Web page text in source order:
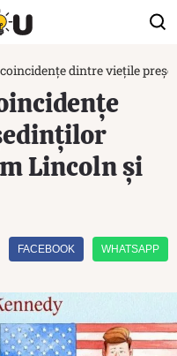
dintre viețile
Lincoln și
FACEBOOK WHATSAPP